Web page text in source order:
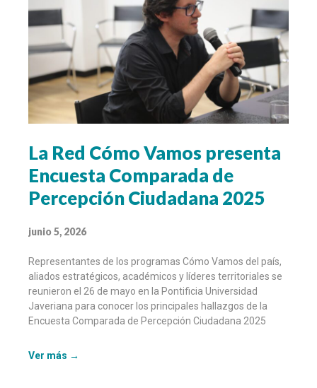
La Red Cómo Vamos presenta
Encuesta Comparada de
Percepción Ciudadana 2025
junio 5, 2026
Representantes de los programas Cómo Vamos del país,
aliados estratégicos, académicos y líderes territoriales se
reunieron el 26 de mayo en la Pontificia Universidad
Javeriana para conocer los principales hallazgos de la
Encuesta Comparada de Percepción Ciudadana 2025
Ver más →